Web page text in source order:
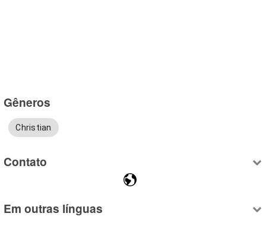
Gêneros
Christian
Contato
Em outras línguas